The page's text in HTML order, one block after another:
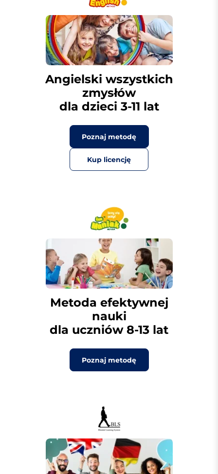
Angielski wszystkich
zmysłów
dla dzieci 3-11 lat
Poznaj metodę
Kup licencję
Metoda efektywnej
nauki
dla uczniów 8-13 lat
Poznaj metodę